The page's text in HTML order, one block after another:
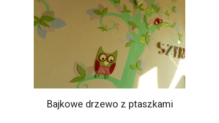
Bajkowe drzewo z ptaszkami